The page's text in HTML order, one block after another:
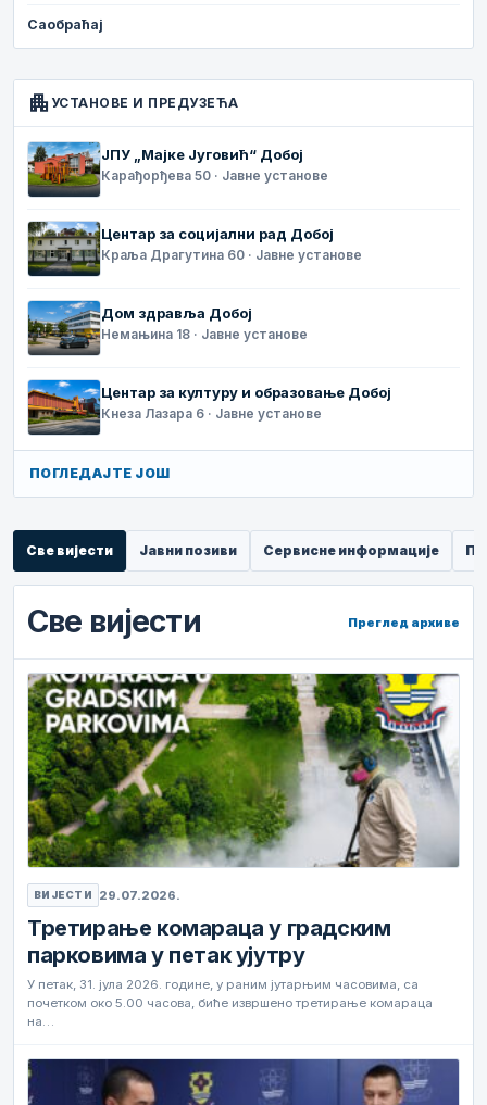
Саобраћај
apartment УСТАНОВЕ И ПРЕДУЗЕЋА
ЈПУ „Мајке Југовић“ Добој
Карађорђева 50 · Јавне установе
Центар за социјални рад Добој
Краља Драгутина 60 · Јавне установе
Дом здравља Добој
Немањина 18 · Јавне установе
Центар за културу и образовање Добој
Кнеза Лазара 6 · Јавне установе
ПОГЛЕДАЈТЕ ЈОШ
Све вијести Јавни позиви Сервисне информације
Све вијести Преглед архиве
ВИЈЕСТИ 29.07.2026.
Третирање комараца у градским
парковима у петак ујутру
У петак, 31. јула 2026. године, у раним јутарњим часовима, са
почетком око 5.00 часова, биће извршено третирање комараца
на…